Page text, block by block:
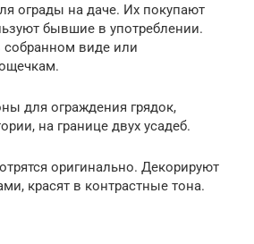
ограды на даче. Их покупают
бывшие в употреблении.
виде или
для ограждения грядок,
на границе двух усадеб.
оригинально. Декорируют
красят в контрастные тона.